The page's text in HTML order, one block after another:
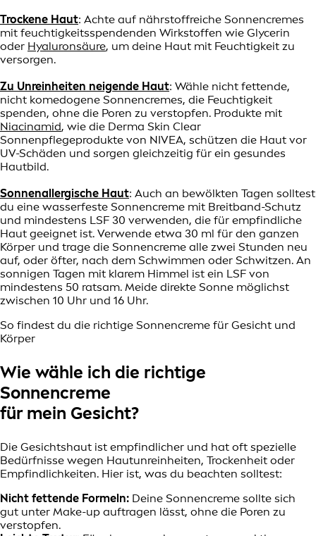
Trockene Haut: Achte auf nährstoffreiche Sonnencremes
mit feuchtigkeitsspendenden Wirkstoffen wie Glycerin
oder Hyaluronsäure, um deine Haut mit Feuchtigkeit zu
versorgen.
Zu Unreinheiten neigende Haut: Wähle nicht fettende,
nicht komedogene Sonnencremes, die Feuchtigkeit
spenden, ohne die Poren zu verstopfen. Produkte mit
Niacinamid, wie die Derma Skin Clear
Sonnenpflegeprodukte von NIVEA, schützen die Haut vor
UV-Schäden und sorgen gleichzeitig für ein gesundes
Hautbild.
Sonnenallergische Haut: Auch an bewölkten Tagen solltest
du eine wasserfeste Sonnencreme mit Breitband-Schutz
und mindestens LSF 30 verwenden, die für empfindliche
Haut geeignet ist. Verwende etwa 30 ml für den ganzen
Körper und trage die Sonnencreme alle zwei Stunden neu
auf, oder öfter, nach dem Schwimmen oder Schwitzen. An
sonnigen Tagen mit klarem Himmel ist ein LSF von
mindestens 50 ratsam. Meide direkte Sonne möglichst
zwischen 10 Uhr und 16 Uhr.
So findest du die richtige Sonnencreme für Gesicht und
Körper
Wie wähle ich die richtige
Sonnencreme
für mein Gesicht?
Die Gesichtshaut ist empfindlicher und hat oft spezielle
Bedürfnisse wegen Hautunreinheiten, Trockenheit oder
Empfindlichkeiten. Hier ist, was du beachten solltest:
Nicht fettende Formeln: Deine Sonnencreme sollte sich
gut unter Make-up auftragen lässt, ohne die Poren zu
verstopfen.